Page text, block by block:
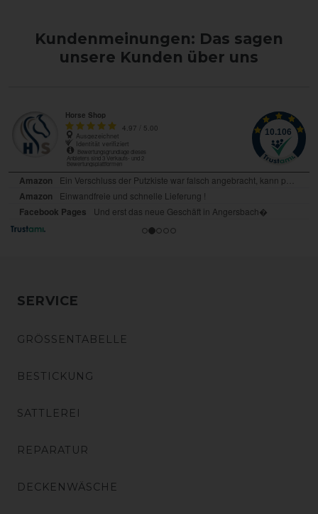
Kundenmeinungen: Das sagen
unsere Kunden über uns
SERVICE
GRÖSSENTABELLE
BESTICKUNG
SATTLEREI
REPARATUR
DECKENWÄSCHE